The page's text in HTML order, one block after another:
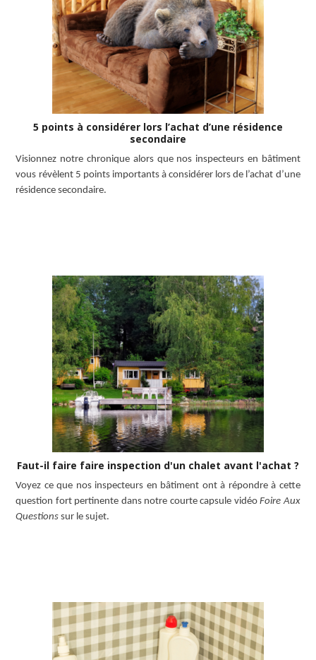
5 points à considérer lors l’achat d’une résidence
secondaire
Visionnez notre chronique alors que nos inspecteurs en bâtiment
vous révèlent 5 points importants à considérer lors de l’achat d’une
résidence secondaire.
Faut-il faire faire inspection d'un chalet avant l'achat ?
Voyez ce que nos inspecteurs en bâtiment ont à répondre à cette
question fort pertinente dans notre courte capsule vidéoFoire Aux
Questions sur le sujet.